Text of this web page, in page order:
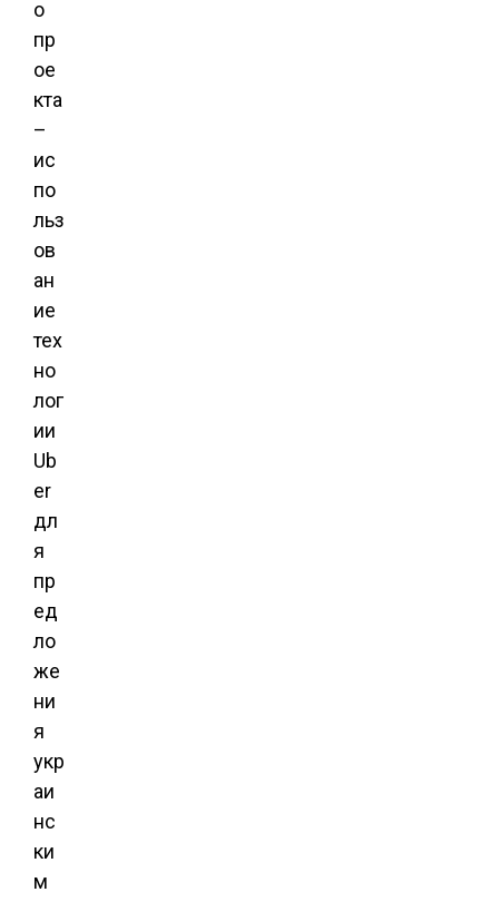
о
пр
ое
кта
–
ис
по
льз
ов
ан
ие
тех
но
лог
ии
Ub
er
дл
я
пр
ед
ло
же
ни
я
укр
аи
нс
ки
м